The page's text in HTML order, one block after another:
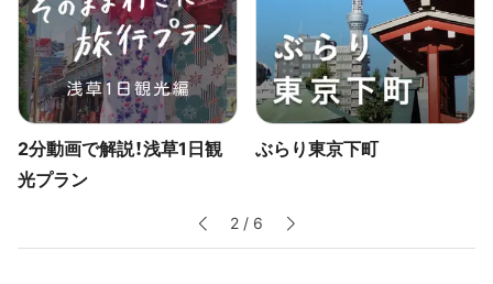
動画で解説！浅草1日観
プラン
ぶらり東京下町
3 / 6